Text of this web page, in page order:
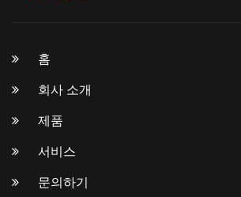
홈
회사 소개
제품
서비스
문의하기